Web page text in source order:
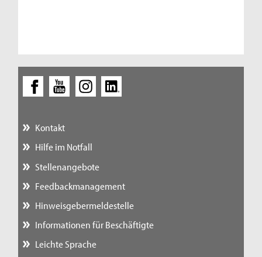
Kontakt
Hilfe im Notfall
Stellenangebote
Feedbackmanagement
Hinweisgebermeldestelle
Informationen für Beschäftigte
Leichte Sprache